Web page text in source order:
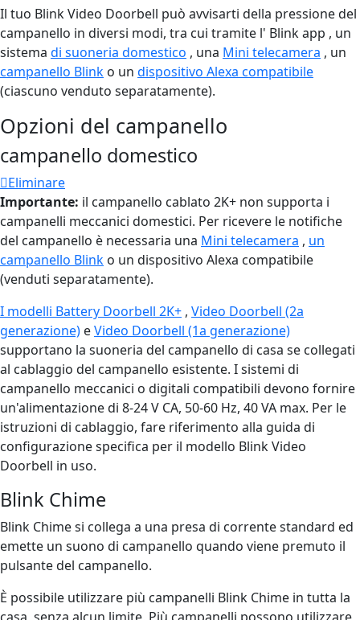
Il tuo Blink Video Doorbell può avvisarti della pressione del
campanello in diversi modi, tra cui tramite l' Blink app , un
sistema di suoneria domestico , una Mini telecamera , un
campanello Blink o un dispositivo Alexa compatibile
(ciascuno venduto separatamente).
Opzioni del campanello
campanello domestico
Eliminare
Importante: il campanello cablato 2K+ non supporta i
campanelli meccanici domestici. Per ricevere le notifiche
del campanello è necessaria una Mini telecamera , un
campanello Blink o un dispositivo Alexa compatibile
(venduti separatamente).
I modelli Battery Doorbell 2K+ , Video Doorbell (2a
generazione) eVideo Doorbell (1a generazione)
supportano la suoneria del campanello di casa se collegati
al cablaggio del campanello esistente. I sistemi di
campanello meccanici o digitali compatibili devono fornire
un'alimentazione di 8-24 V CA, 50-60 Hz, 40 VA max. Per le
istruzioni di cablaggio, fare riferimento alla guida di
configurazione specifica per il modello Blink Video
Doorbell in uso.
Blink Chime
Blink Chime si collega a una presa di corrente standard ed
emette un suono di campanello quando viene premuto il
pulsante del campanello.
È possibile utilizzare più campanelli Blink Chime in tutta la